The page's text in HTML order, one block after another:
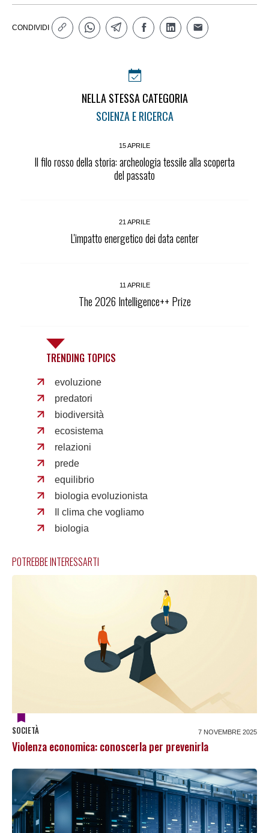
CONDIVIDI
NELLA STESSA CATEGORIA
SCIENZA E RICERCA
15 APRILE
Il filo rosso della storia: archeologia tessile alla scoperta
del passato
21 APRILE
L'impatto energetico dei data center
11 APRILE
The 2026 Intelligence++ Prize
TRENDING TOPICS
evoluzione
predatori
biodiversità
ecosistema
relazioni
prede
equilibrio
biologia evoluzionista
Il clima che vogliamo
biologia
POTREBBE INTERESSARTI
SOCIETÀ 7 NOVEMBRE 2025
Violenza economica: conoscerla per prevenirla